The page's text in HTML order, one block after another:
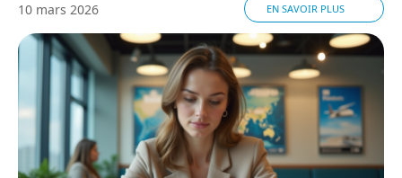
10 mars 2026 EN SAVOIR PLUS